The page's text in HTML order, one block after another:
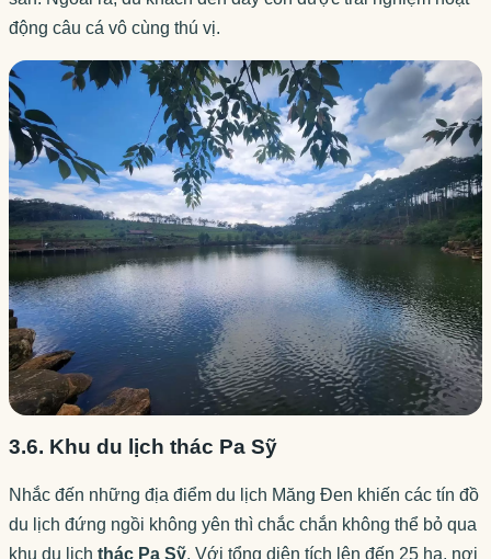
động câu cá vô cùng thú vị.
3.6. Khu du lịch thác Pa Sỹ
Nhắc đến những địa điểm du lịch Măng Đen khiến các tín đồ
du lịch đứng ngồi không yên thì chắc chắn không thể bỏ qua
khu du lịch thác Pa Sỹ. Với tổng diện tích lên đến 25 ha, nơi